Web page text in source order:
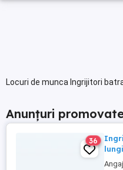
Locuri de munca Ingrijitori
Anunțuri
36